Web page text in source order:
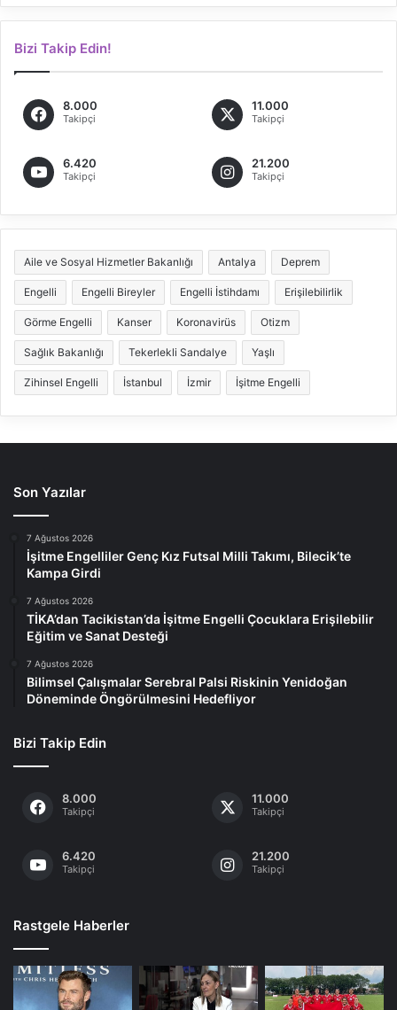
Bizi Takip Edin!
8.000
Takipçi
11.000
Takipçi
6.420
Takipçi
21.200
Takipçi
Aile ve Sosyal Hizmetler Bakanlığı Antalya Deprem
Engelli Engelli Bireyler Engelli İstihdamı Erişilebilirlik
Görme Engelli Kanser Koronavirüs Otizm
Sağlık Bakanlığı Tekerlekli Sandalye Yaşlı
Zihinsel Engelli İstanbul İzmir İşitme Engelli
Son Yazılar
7 Ağustos 2026
İşitme Engelliler Genç Kız Futsal Milli Takımı, Bilecik’te
Kampa Girdi
7 Ağustos 2026
TİKA’dan Tacikistan’da İşitme Engelli Çocuklara Erişilebilir
Eğitim ve Sanat Desteği
7 Ağustos 2026
Bilimsel Çalışmalar Serebral Palsi Riskinin Yenidoğan
Döneminde Öngörülmesini Hedefliyor
Bizi Takip Edin
8.000
Takipçi
11.000
Takipçi
6.420
Takipçi
21.200
Takipçi
Rastgele Haberler